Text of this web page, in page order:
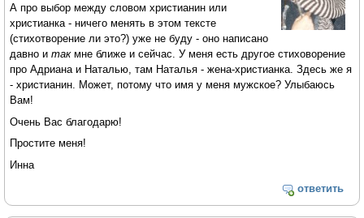
А про выбор между словом христианин или
христианка - ничего менять в этом тексте
(стихотворение ли это?) уже не буду - оно написано
давно итакмне ближе и сейчас. У меня есть другое стиховорение
про Адриана и Наталью, там Наталья - жена-христианка. Здесь же я
- христианин. Может, потому что имя у меня мужское? Улыбаюсь
Вам!
Очень Вас благодарю!
Простите меня!
Инна
ответить